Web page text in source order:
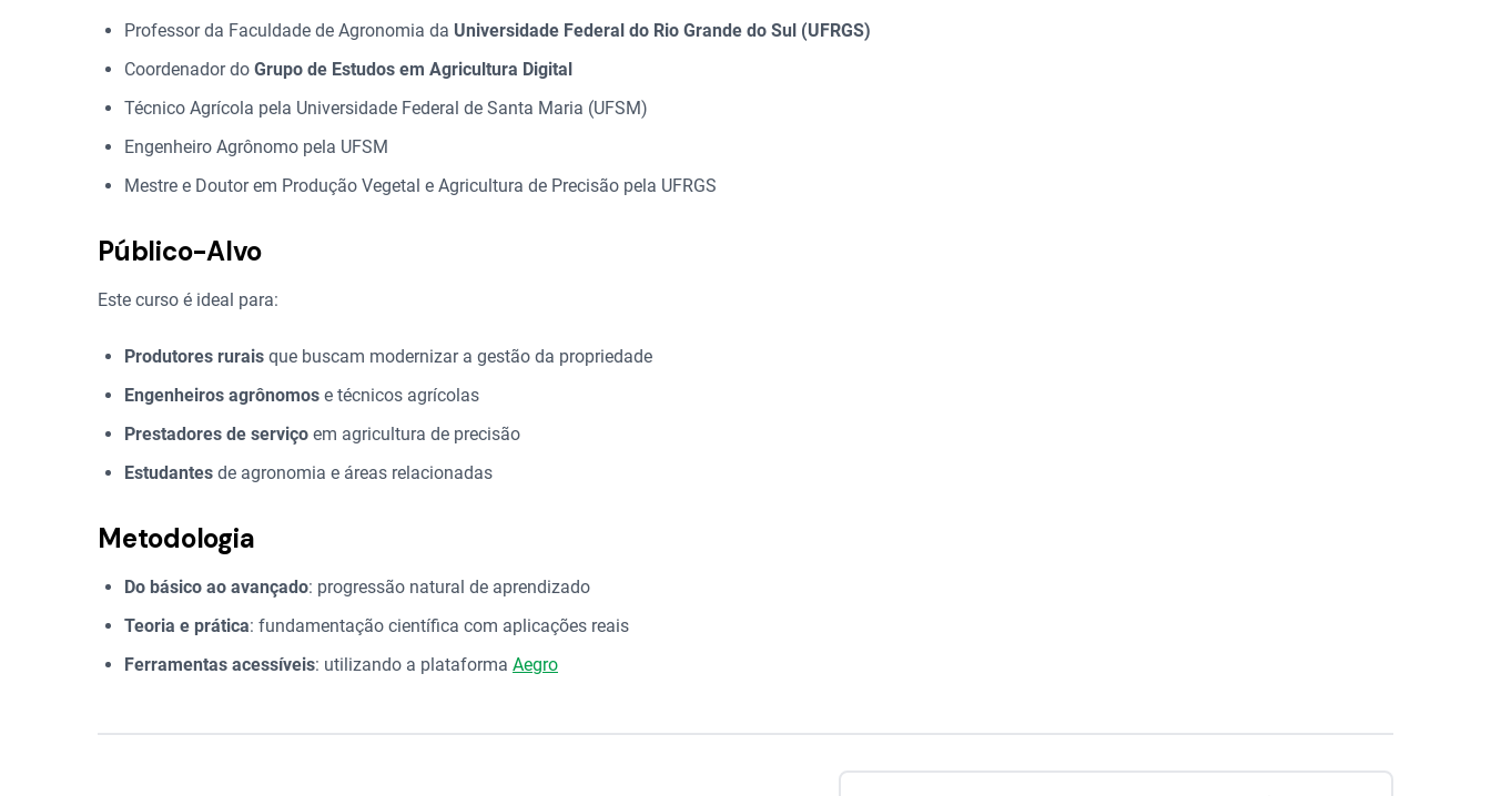
Professor da Faculdade de Agronomia da Universidade Federal do Rio Grande do Sul (UFRGS)
Coordenador do Grupo de Estudos em Agricultura Digital
Técnico Agrícola pela Universidade Federal de Santa Maria (UFSM)
Engenheiro Agrônomo pela UFSM
Mestre e Doutor em Produção Vegetal e Agricultura de Precisão pela UFRGS
Público-Alvo
Este curso é ideal para:
Produtores rurais que buscam modernizar a gestão da propriedade
Engenheiros agrônomos e técnicos agrícolas
Prestadores de serviço em agricultura de precisão
Estudantes de agronomia e áreas relacionadas
Metodologia
Do básico ao avançado: progressão natural de aprendizado
Teoria e prática: fundamentação científica com aplicações reais
Ferramentas acessíveis: utilizando a plataforma Aegro